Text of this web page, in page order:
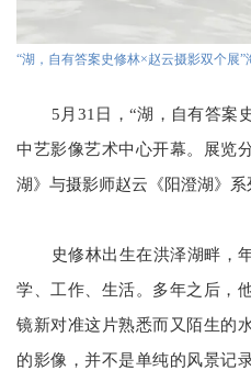
“湖，自有答案史修林×赵云摄影双个展”
5月31日，“湖，自有答案
中艺影像艺术中心开幕。展览
湖》与摄影师赵云《阳澄湖》系
史修林出生在洪泽湖畔，
学、工作、生活。多年之后，
镜新对准这片熟悉而又陌生的
的影像，并不是单纯的风景记